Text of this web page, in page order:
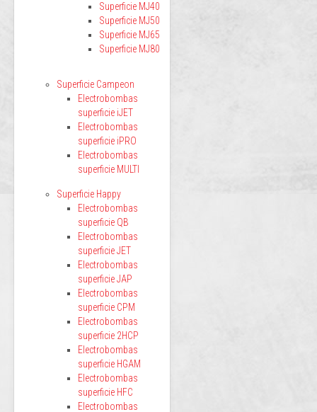
Superficie MJ40
Superficie MJ50
Superficie MJ65
Superficie MJ80
Superficie Campeon
Electrobombas
superficie iJET
Electrobombas
superficie iPRO
Electrobombas
superficie MULTI
Superficie Happy
Electrobombas
superficie QB
Electrobombas
superficie JET
Electrobombas
superficie JAP
Electrobombas
superficie CPM
Electrobombas
superficie 2HCP
Electrobombas
superficie HGAM
Electrobombas
superficie HFC
Electrobombas